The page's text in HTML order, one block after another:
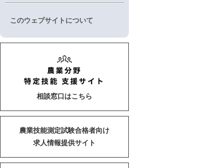
このウェブサイトについて
相談窓口はこちら
農業技能測定試験合格者向け
求人情報提供サイト